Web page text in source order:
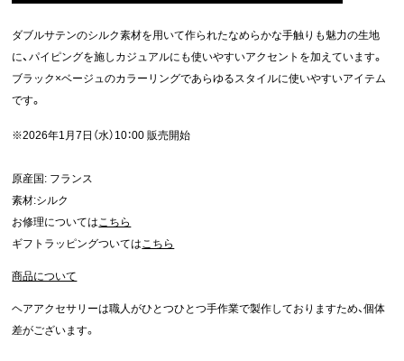
ダブルサテンのシルク素材を用いて作られたなめらかな手触りも魅力の生地
に、パイピングを施しカジュアルにも使いやすいアクセントを加えています。
ブラック×ベージュのカラーリングであらゆるスタイルに使いやすいアイテム
です。
※2026年1月7日（水）10：00 販売開始
原産国: フランス
素材:シルク
お修理についてはこちら
ギフトラッピングついてはこちら
商品について
ヘアアクセサリーは職人がひとつひとつ手作業で製作しておりますため、個体
差がございます。